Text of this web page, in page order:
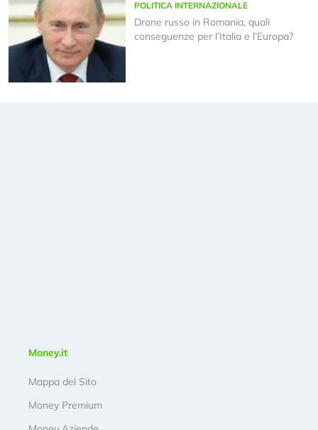
POLITICA INTERNAZIONALE
Drone russo in Romania, quali
conseguenze per l’Italia e l’Europa?
Money.it
Mappa del Sito
Money Premium